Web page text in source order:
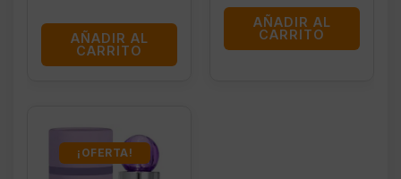
AÑADIR AL
CARRITO
AÑADIR AL
CARRITO
¡OFERTA!